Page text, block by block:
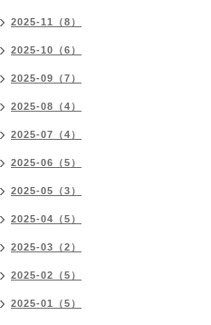
2025-11（8）
2025-10（6）
2025-09（7）
2025-08（4）
2025-07（4）
2025-06（5）
2025-05（3）
2025-04（5）
2025-03（2）
2025-02（5）
2025-01（5）